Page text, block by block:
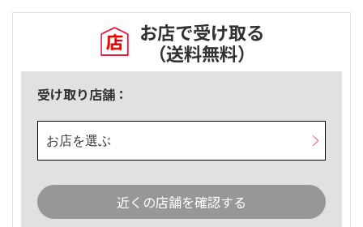
お店で受け取る
（送料無料）
受け取り店舗：
お店を選ぶ
近くの店舗を確認する